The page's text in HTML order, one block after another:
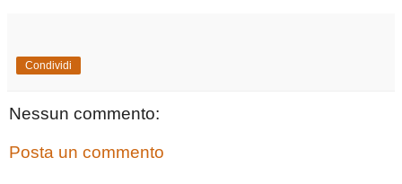
Condividi
Nessun commento:
Posta un commento